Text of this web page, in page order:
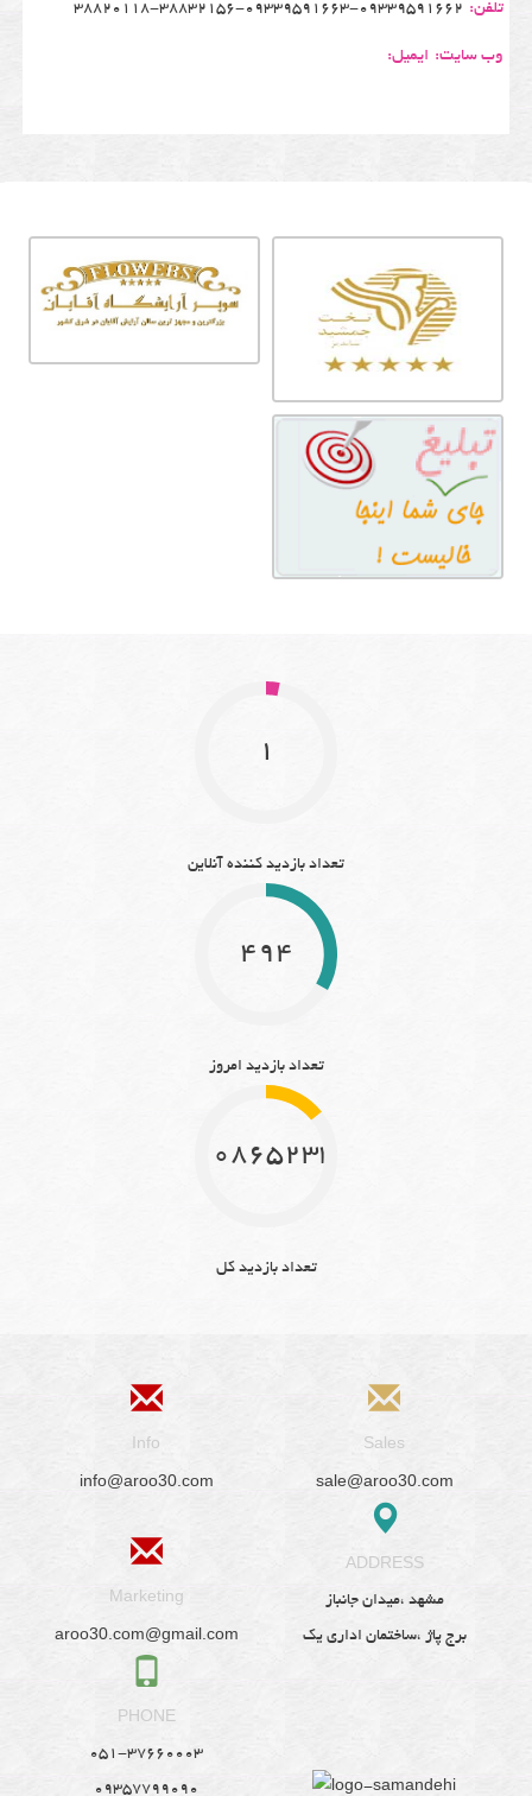
تلفن: 38820118-38832156-09339591663-09339591662
وب سایت: ایمیل:
1
تعداد بازدید کننده آنلاین
494
تعداد بازدید امروز
10865233
تعداد بازدید کل
Info
info@aroo30.com
Sales
sale@aroo30.com
Marketing
aroo30.com@gmail.com
ADDRESS
مشهد ،میدان جانباز
برج پاژ ،ساختمان اداری یک
PHONE
051-37660003
09357799090